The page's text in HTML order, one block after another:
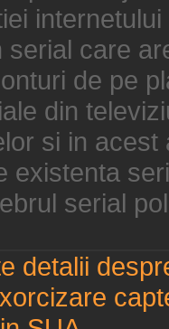
serial care
de pe
din
si in
existenta
serial